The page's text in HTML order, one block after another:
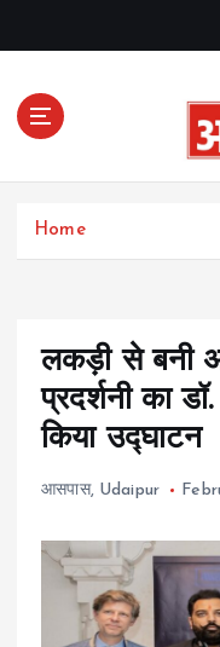
c
Amolak
Home
लकड़ी से बनी
प्रदर्शनी का
किया उद्घाटन
आसपास, Udaipur